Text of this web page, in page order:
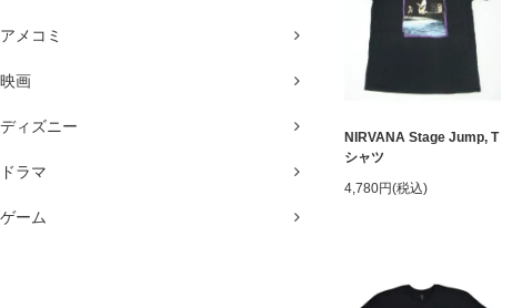
アメコミ
映画
ディズニー
ドラマ
ゲーム
NIRVANA Stage Jump, T
シャツ
4,780円(税込)